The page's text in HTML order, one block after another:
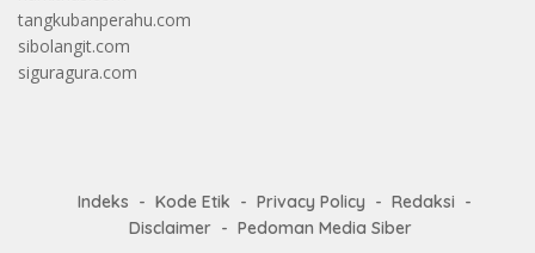
tangkubanperahu.com
sibolangit.com
siguragura.com
Indeks Kode Etik Privacy Policy
Redaksi
Disclaimer
Pedoman Media Siber